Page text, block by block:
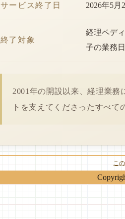
サービス終了日 2026年5月
終了対象
経理ペデ
子の業務
2001年の開設以来、経理業務
トを支えてくださったすべて
こ